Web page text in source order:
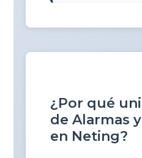
¿Por qué
de Alarmas
en Neting?